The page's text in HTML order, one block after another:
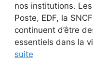
nos institutions.
Poste, EDF, la
continuent d’être
essentiels dans la
suite